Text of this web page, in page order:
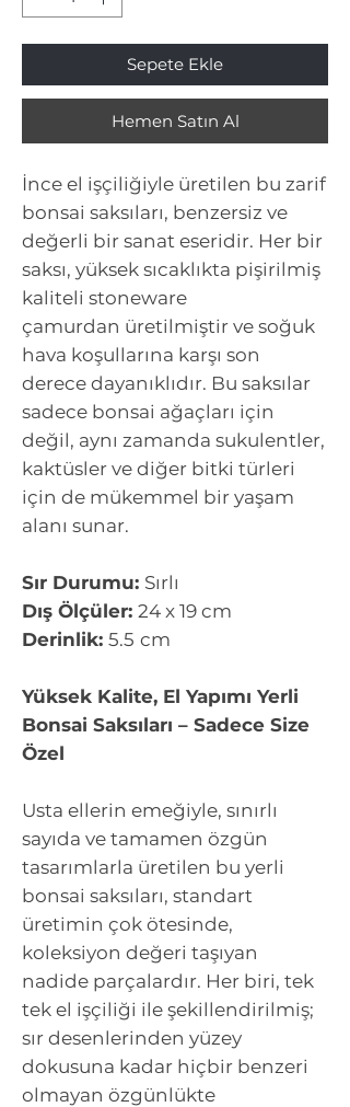
Sepete Ekle
Hemen Satın Al
İnce el işçiliğiyle üretilen bu zarif
bonsai saksıları, benzersiz ve
değerli bir sanat eseridir. Her bir
saksı, yüksek sıcaklıkta pişirilmiş
kaliteli stoneware
çamurdan üretilmiştir ve soğuk
hava koşullarına karşı son
derece dayanıklıdır. Bu saksılar
sadece bonsai ağaçları için
değil, aynı zamanda sukulentler,
kaktüsler ve diğer bitki türleri
için de mükemmel bir yaşam
alanı sunar.
Sır Durumu: Sırlı
Dış Ölçüler: 24 x 19 cm
Derinlik: 5.5 cm
Yüksek Kalite, El Yapımı Yerli
Bonsai Saksıları – Sadece Size
Özel
Usta ellerin emeğiyle, sınırlı
sayıda ve tamamen özgün
tasarımlarla üretilen bu yerli
bonsai saksıları, standart
üretimin çok ötesinde,
koleksiyon değeri taşıyan
nadide parçalardır. Her biri, tek
tek el işçiliği ile şekillendirilmiş;
sır desenlerinden yüzey
dokusuna kadar hiçbir benzeri
olmayan özgünlükte